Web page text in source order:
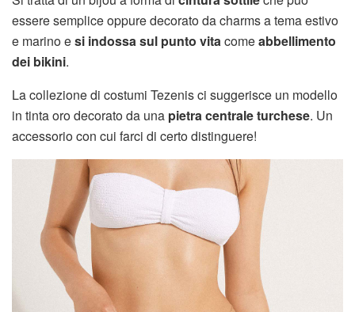
essere semplice oppure decorato da charms a tema estivo
e marino esi indossa sul punto vitacomeabbellimento
dei bikini.
La collezione di costumi Tezenis ci suggerisce un modello
in tinta oro decorato da una pietra centrale turchese. Un
accessorio con cui farci di certo distinguere!